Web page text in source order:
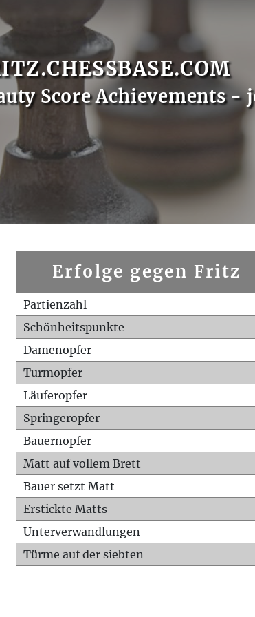
Score Achievements -
Erfolge gegen Fritz
Partienzahl
Schönheitspunkte
Damenopfer
Turmopfer
Läuferopfer
Springeropfer
Bauernopfer
Matt auf vollem Brett
Bauer setzt Matt
Erstickte Matts
Unterverwandlungen
Türme auf der siebten